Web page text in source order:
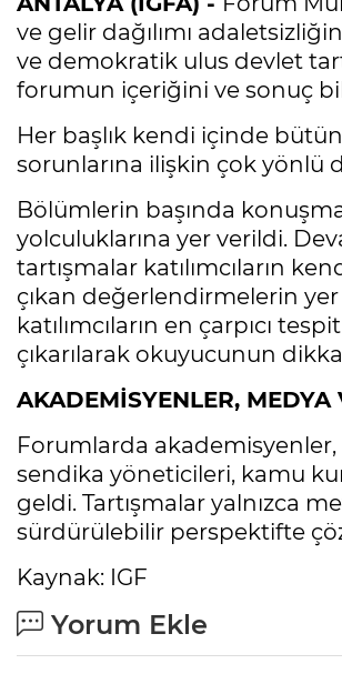
ve gelir dağılımı
ve demokratik ulus devlet
forumun içeriğini ve sonuç
Her başlık kendi içinde
sorunlarına ilişkin çok yönlü
Bölümlerin başında
yolculuklarına yer verildi.
tartışmalar katılımcıların
çıkan değerlendirmelerin yer
katılımcıların en çarpıcı
çıkarılarak okuyucunun
AKADEMİSYENLER,
Forumlarda
sendika yöneticileri, kamu
geldi. Tartışmalar yalnızca
sürdürülebilir perspektifte
Kaynak: IGF
Yorum Ekle